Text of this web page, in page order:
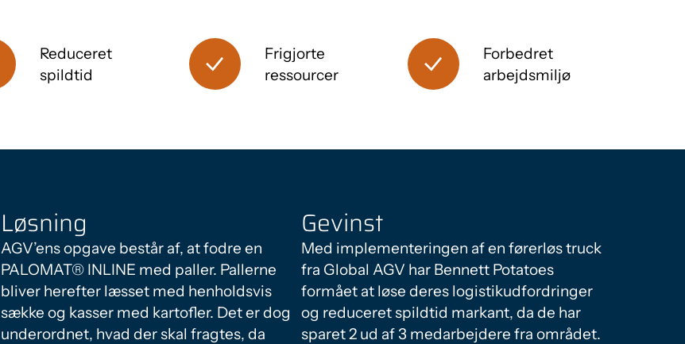
Reduceret
spildtid
Frigjorte
ressourcer
Forbedret
arbejdsmiljø
Løsning
AGV’ens opgave består af, at fodre en
PALOMAT® INLINE med paller. Pallerne
bliver herefter læsset med henholdsvis
sække og kasser med kartofler. Det er dog
underordnet, hvad der skal fragtes, da
Gevinst
Med implementeringen af en førerløs truck
fra Global AGV har Bennett Potatoes
formået at løse deres logistikudfordringer
og reduceret spildtid markant, da de har
sparet 2 ud af 3 medarbejdere fra området.